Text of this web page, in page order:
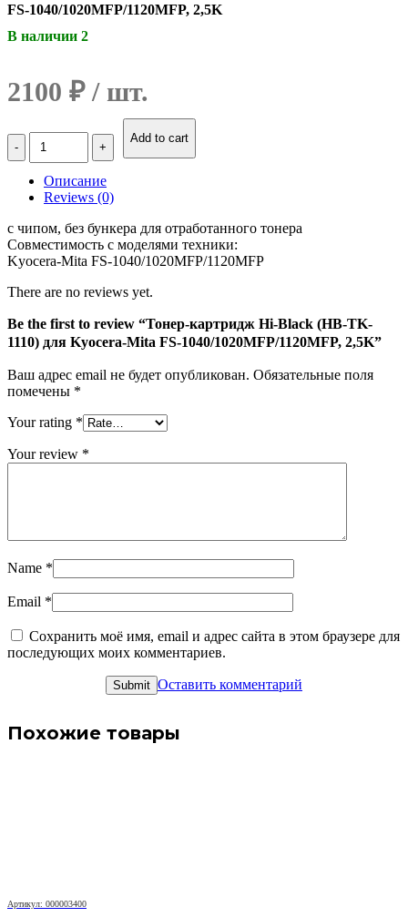
FS-1040/1020MFP/1120MFP, 2,5K
В наличии 2
2100 ₽
Количество
Тонер-
Black
TK-
1110)
для
Kyocera-
FS-
1040/1020MFP/1120MFP,
2,5K
Add to cart
Описание
Reviews (0)
с чипом, без бункера для отработанного тонера
Совместимость с моделями техники:
Kyocera-Mita FS-1040/1020MFP/1120MFP
There are no reviews yet.
Be the first to review “Тонер-картридж Hi-Black (HB-TK-
1110) для Kyocera-Mita FS-1040/1020MFP/1120MFP, 2,5K”
Ваш адрес email не будет опубликован. Обязательные поля
помечены *
Your rating *
Your review *
Name *
Email *
Сохранить моё имя, email и адрес сайта в этом браузере для
последующих моих комментариев.
Оставить комментарий
Похожие товары
Артикул: 000003400